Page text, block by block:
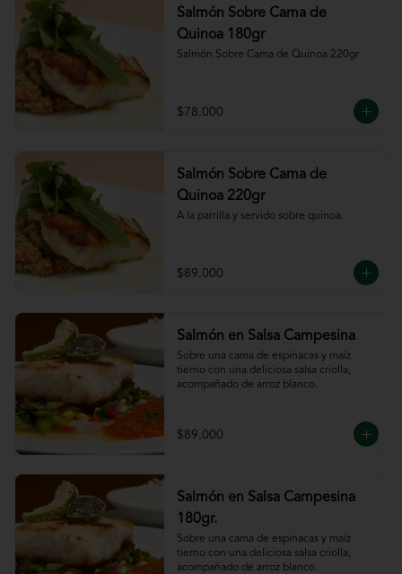
Salmón Sobre Cama de
Quinoa 180gr
Salmón Sobre Cama de Quinoa 220gr
$78.000
Salmón Sobre Cama de
Quinoa 220gr
A la parrilla y servido sobre quinoa.
$89.000
Salmón en Salsa Campesina
Sobre una cama de espinacas y maíz
tierno con una deliciosa salsa criolla,
acompañado de arroz blanco.
$89.000
Salmón en Salsa Campesina
180gr.
Sobre una cama de espinacas y maíz
tierno con una deliciosa salsa criolla,
acompañado de arroz blanco.